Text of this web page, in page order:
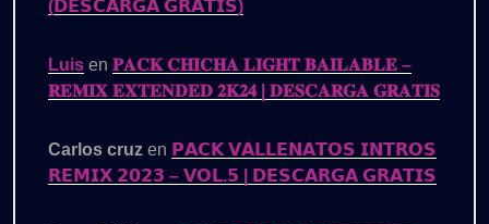
(𝗗𝗘𝗦𝗖𝗔𝗥𝗚𝗔 𝗚𝗥𝗔𝗧𝗜𝗦)
Luis en 𝐏𝐀𝐂𝐊 𝐂𝐇𝐈𝐂𝐇𝐀 𝐋𝐈𝐆𝐇𝐓 𝐁𝐀𝐈𝐋𝐀𝐁𝐋𝐄 –
𝐑𝐄𝐌𝐈𝐗 𝐄𝐗𝐓𝐄𝐍𝐃𝐄𝐃 𝟐𝐊𝟐𝟒 | 𝐃𝐄𝐒𝐂𝐀𝐑𝐆𝐀 𝐆𝐑𝐀𝐓𝐈𝐒
Carlos cruz en 𝗣𝗔𝗖𝗞 𝗩𝗔𝗟𝗟𝗘𝗡𝗔𝗧𝗢𝗦 𝗜𝗡𝗧𝗥𝗢𝗦
𝗥𝗘𝗠𝗜𝗫 𝟮𝟬𝟮𝟯 – 𝗩𝗢𝗟.𝟱 | 𝗗𝗘𝗦𝗖𝗔𝗥𝗚𝗔 𝗚𝗥𝗔𝗧𝗜𝗦